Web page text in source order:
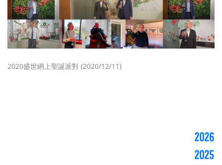
2020盛世網上聖誕派對 (2020/12/11)
2026
2025